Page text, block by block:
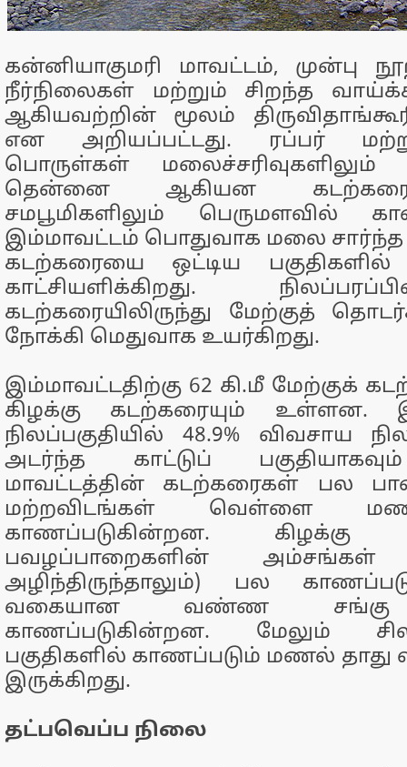
கன்னியாகுமரி மாவட்டம், முன்பு
நீர்நிலைகள் மற்றும் சிறந்த
ஆகியவற்றின் மூலம்
என அறியப்பட்டது. ரப்பர்
பொருள்கள்
தென்னை ஆகியன
சமபூமிகளிலும் பெருமளவில்
இம்மாவட்டம் பொதுவாக மலை சார்ந்த
கடற்கரையை ஒட்டிய பகுதிகளில்
காட்சியளிக்கிறது.
கடற்கரையிலிருந்து மேற்குத்
நோக்கி மெதுவாக உயர்கிறது.
இம்மாவட்டதிற்கு 62 கி.மீ மேற்குக்
கிழக்கு கடற்கரையும் உள்ளன.
நிலப்பகுதியில் 48.9% விவசாய
அடர்ந்த காட்டுப்
மாவட்டத்தின் கடற்கரைகள் பல
மற்றவிடங்கள் வெள்ளை
காணப்படுகின்றன. கிழக்கு
பவழப்பாறைகளின் அம்சங்கள்
அழிந்திருந்தாலும்) பல
வகையான வண்ண சங்கு
காணப்படுகின்றன. மேலும்
பகுதிகளில் காணப்படும் மணல் தாது
இருக்கிறது.
தட்பவெப்ப நிலை